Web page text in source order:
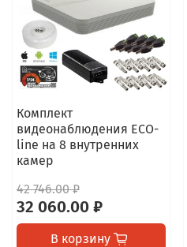
Комплект
видеонаблюдения ECO-
line на 8 внутренних
камер
42 746.00 ₽
32 060.00 ₽
В корзину